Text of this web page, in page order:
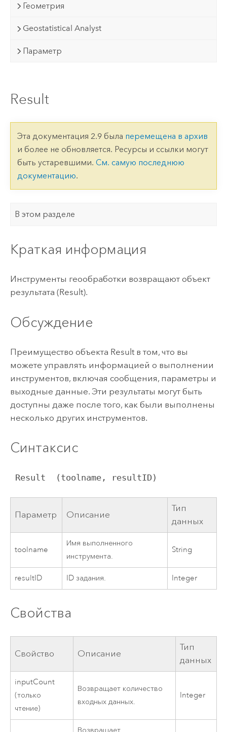
Геометрия
Geostatistical Analyst
Параметр
Result
Эта документация 2.9 была перемещена в архив
и более не обновляется. Ресурсы и ссылки могут
быть устаревшими. См. самую последнюю
документацию.
В этом разделе
Краткая информация
Инструменты геообработки возвращают объект
результата (Result).
Обсуждение
Преимущество объекта Result в том, что вы
можете управлять информацией о выполнении
инструментов, включая сообщения, параметры и
выходные данные. Эти результаты могут быть
доступны даже после того, как были выполнены
несколько других инструментов.
Синтаксис
Result  (toolname, resultID)
Параметр Описание
Тип
данных
toolname
Имя выполненного
инструмента.
String
resultID ID задания. Integer
Свойства
Свойство Описание
Тип
данных
inputCount
(только
чтение)
Возвращает количество
входных данных.
Integer